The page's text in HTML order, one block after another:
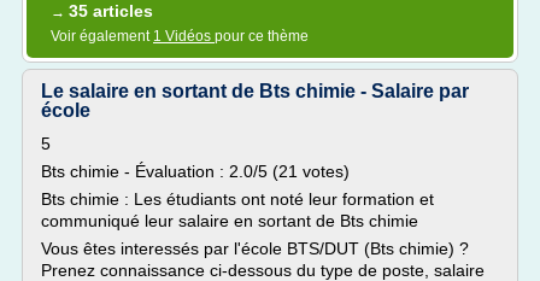
→ 35 articles
Voir également 1 Vidéos pour ce thème
Le salaire en sortant de Bts chimie - Salaire par
école
5
Bts chimie - Évaluation : 2.0/5 (21 votes)
Bts chimie : Les étudiants ont noté leur formation et
communiqué leur salaire en sortant de Bts chimie
Vous êtes interessés par l'école BTS/DUT (Bts chimie) ?
Prenez connaissance ci-dessous du type de poste, salaire